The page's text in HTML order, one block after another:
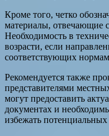
Кроме того, четко
материалы, отвечающие
Необходимость в
возрасти, если
соответствующих
Рекомендуется также
представителями
могут предоставить
документах и
избежать